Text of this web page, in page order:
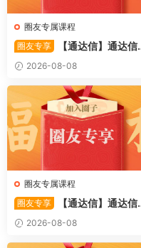
圈友专属课程
圈友专享
【通达信】通达信
〖备战龙妖〗副图/选股 精准
捕捉龙头启动进场信号 源码
2026-08-08
圈友专属课程
圈友专享
【通达信】通达信
〖萧啸双通道〗主图指标 研判
股价运行通道、捕捉短线买卖
2026-08-08